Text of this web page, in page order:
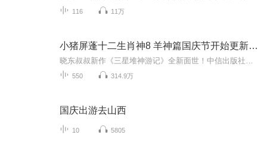
116 11万
小猪屏蓬十二生肖神8 羊神篇国庆节开始更新啦！
550 314.9万
国庆出游去山西
10 5805